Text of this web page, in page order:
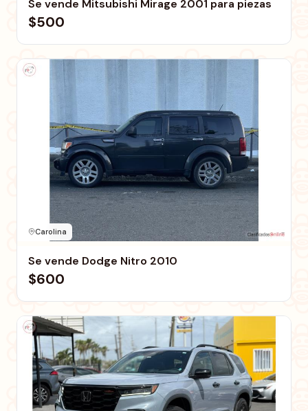
Se vende Mitsubishi Mirage 2001 para piezas
$500
Carolina
Se vende Dodge Nitro 2010
$600